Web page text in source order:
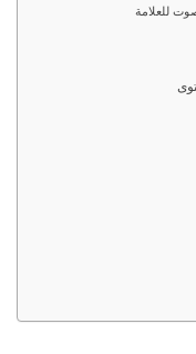
صوت للعلامة